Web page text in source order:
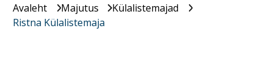
Avaleht Majutus
Külalistemajad
Ristna Külalistemaja